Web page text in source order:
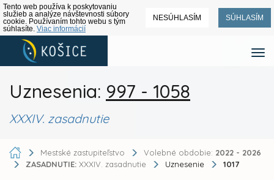
Tento web používa k poskytovaniu
služieb a analýze návštevnosti súbory
cookie. Používaním tohto webu s tým
súhlasíte. Viac informácií
NESÚHLASÍM SÚHLASÍM
Uznesenia: 997 - 1058
XXXIV. zasadnutie
Mestské zastupiteľstvo Volebné obdobie: 2022 - 2026
ZASADNUTIE: XXXIV. zasadnutie Uznesenie 1017